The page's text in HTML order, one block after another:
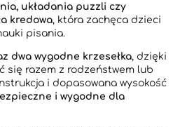
układania puzzli czy
kredowa, która zachęca dzieci
pisania.
dwa wygodne krzesełka, dzięki
się razem z rodzeństwem lub
i dopasowana wysokość
i wygodne dla